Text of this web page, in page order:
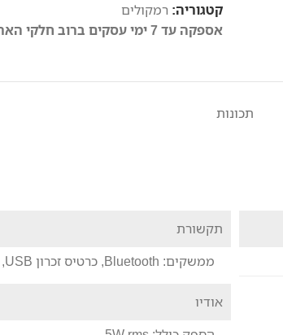
קטגוריה: רמקולים
אספקה עד 7 ימי עסקים ברוב חלקי הארץ
תכונות
תקשורת
ממשקים: Bluetooth, כרטיס זכרון USB, מקלט FM, כניסת אודיו מחבר 3.5ממ
אודיו